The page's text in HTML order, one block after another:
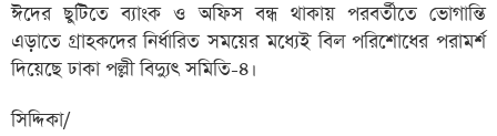
ঈদের ছুটিতে ব্যাংক ও অফিস বন্ধ থাকায় পরবর্তীতে ভোগান্তি
এড়াতে গ্রাহকদের নির্ধারিত সময়ের মধ্যেই বিল পরিশোধের পরামর্শ
দিয়েছে ঢাকা পল্লী বিদ্যুৎ সমিতি-৪।
সিদ্দিকা/